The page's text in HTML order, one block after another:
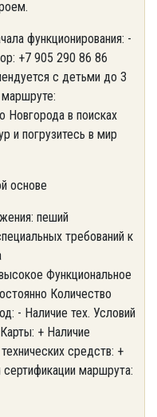
функционирования: -
+7 905 290 86 86
с детьми до 3
Новгорода в поисках
и погрузитесь в мир
основе
пеший
требований к
Функциональное
Количество
- Наличие тех. Условий
+ Наличие
средств: +
маршрута: